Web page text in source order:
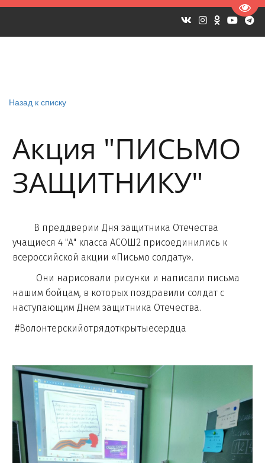
Назад к списку
Акция "ПИСЬМО
ЗАЩИТНИКУ"
В преддверии Дня защитника Отечества
учащиеся 4 "А" класса АСОШ2 присоединились к
всероссийской акции «Письмо солдату».
Они нарисовали рисунки и написали письма
нашим бойцам, в которых поздравили солдат с
наступающим Днем защитника Отечества.
#Волонтерскийотрядоткрытыесердца